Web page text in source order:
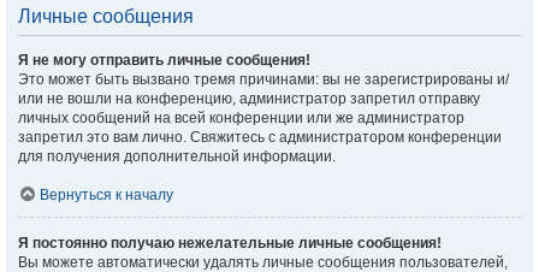
Личные сообщения
Я не могу отправить личные сообщения!
Это может быть вызвано тремя причинами: вы не зарегистрированы и/
или не вошли на конференцию, администратор запретил отправку
личных сообщений на всей конференции или же администратор
запретил это вам лично. Свяжитесь с администратором конференции
для получения дополнительной информации.
Вернуться к началу
Я постоянно получаю нежелательные личные сообщения!
Вы можете автоматически удалять личные сообщения пользователей,